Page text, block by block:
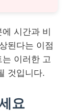
시간과 비
된다는 이점
이러한 고
것입니다.
요